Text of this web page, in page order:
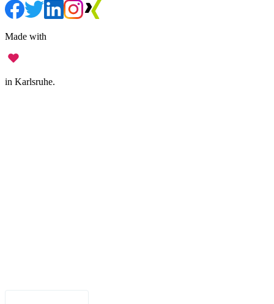
Made with
in Karlsruhe.